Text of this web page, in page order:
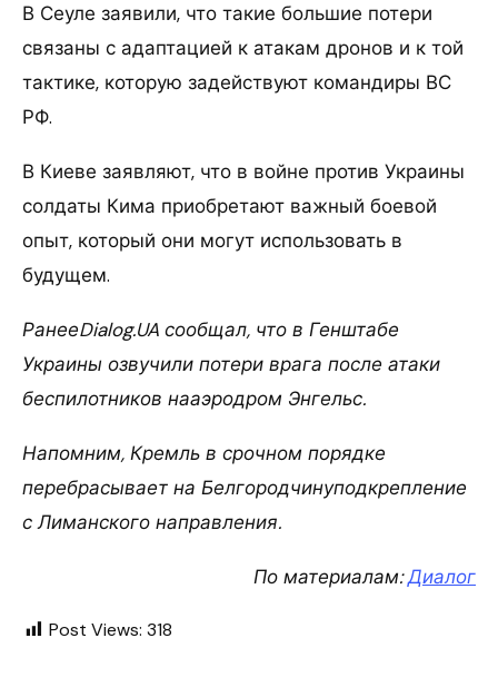
В Сеуле заявили, что такие большие потери
связаны с адаптацией к атакам дронов и к той
тактике, которую задействуют командиры ВС
РФ.
В Киеве заявляют, что в войне против Украины
солдаты Кима приобретают важный боевой
опыт, который они могут использовать в
будущем.
РанееDialog.UA сообщал, что в Генштабе
Украины озвучили потери врага после атаки
беспилотников нааэродром Энгельс.
Напомним, Кремль в срочном порядке
перебрасывает на Белгородчинуподкрепление
с Лиманского направления.
По материалам:Диалог
Post Views: 318